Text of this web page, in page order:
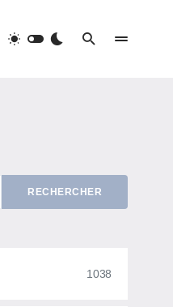
RECHERCHER
1038